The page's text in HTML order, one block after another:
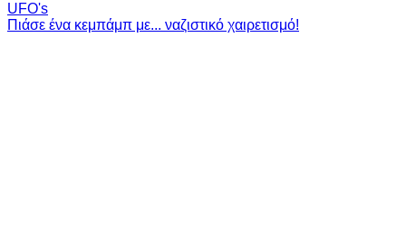
UFO's
Πιάσε ένα κεμπάμπ με... ναζιστικό χαιρετισμό!